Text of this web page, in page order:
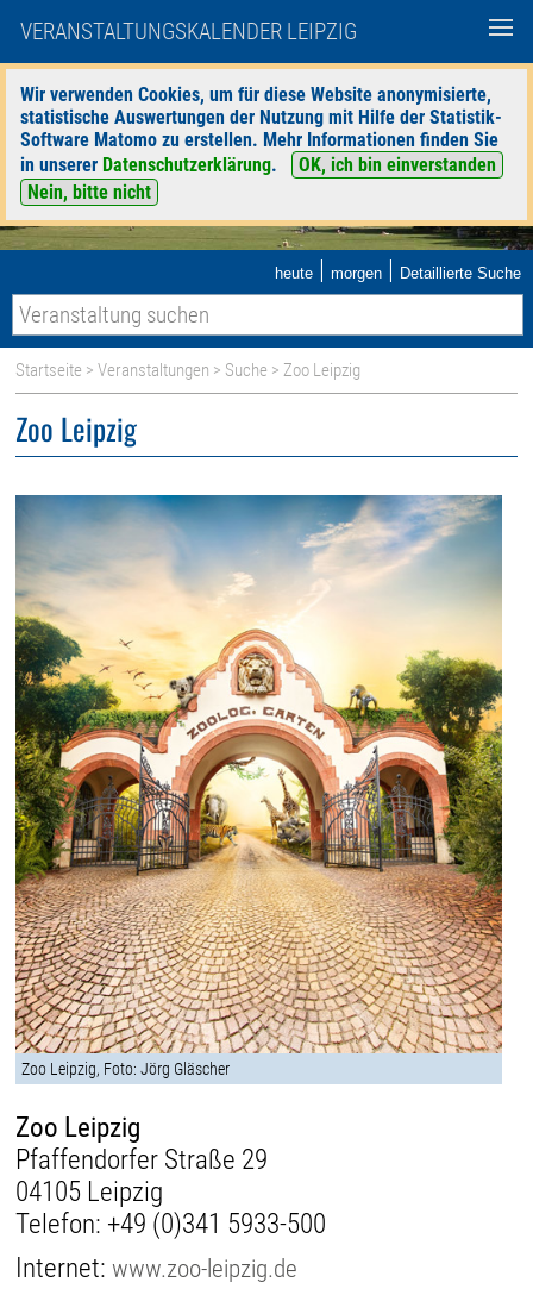
VERANSTALTUNGSKALENDER LEIPZIG
Wir verwenden Cookies, um für diese Website anonymisierte,
statistische Auswertungen der Nutzung mit Hilfe der Statistik-
Software Matomo zu erstellen. Mehr Informationen finden Sie
in unserer Datenschutzerklärung.
OK, ich bin einverstanden
Nein, bitte nicht
heute | morgen | Detaillierte Suche
Startseite >Veranstaltungen > Suche > Zoo Leipzig
Zoo Leipzig
Zoo Leipzig, Foto: Jörg Gläscher
Zoo Leipzig
Pfaffendorfer Straße 29
04105 Leipzig
Telefon: +49 (0)341 5933-500
Internet:www.zoo-leipzig.de